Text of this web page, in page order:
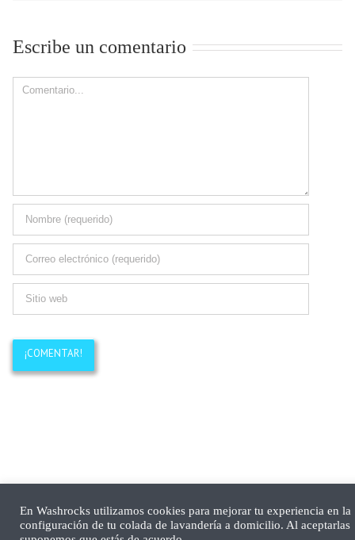
Escribe un comentario
Comment
En Washrocks utilizamos cookies para mejorar tu experiencia en la
configuración de tu colada de lavandería a domicilio. Al aceptarlas